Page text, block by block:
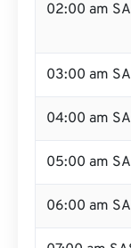
02:00 am
03:00 am
04:00 am
05:00 am
06:00 am